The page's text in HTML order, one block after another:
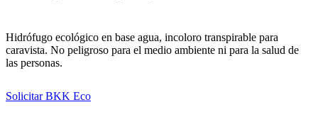
Hidrófugo ecológico en base agua, incoloro transpirable para
caravista. No peligroso para el medio ambiente ni para la salud de
las personas.
Solicitar BKK Eco